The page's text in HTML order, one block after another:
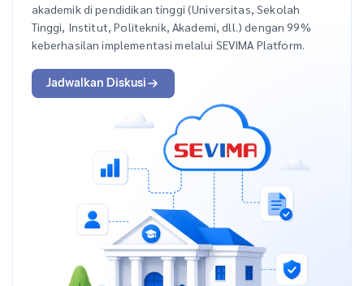
akademik di pendidikan tinggi (Universitas, Sekolah
Tinggi, Institut, Politeknik, Akademi, dll.) dengan 99%
keberhasilan implementasi melalui SEVIMA Platform.
Jadwalkan Diskusi